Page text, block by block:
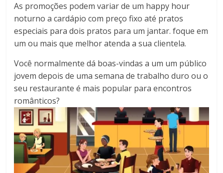
As promoções podem variar de um happy hour
noturno a cardápio com preço fixo até pratos
especiais para dois pratos para um jantar. foque em
um ou mais que melhor atenda a sua clientela.
Você normalmente dá boas-vindas a um um público
jovem depois de uma semana de trabalho duro ou o
seu restaurante é mais popular para encontros
românticos?